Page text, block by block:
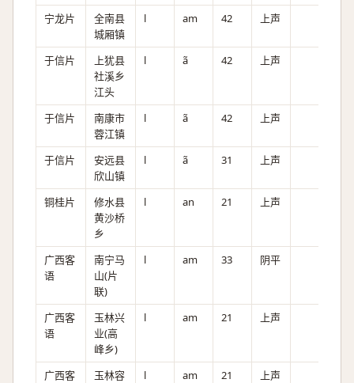
宁龙片
全南县
城厢镇
l am 42 上声
于信片
上犹县
社溪乡
江头
l ã 42 上声
于信片
南康市
蓉江镇
l ã 42 上声
于信片
安远县
欣山镇
l ã 31 上声
铜桂片
修水县
黄沙桥
乡
l an 21 上声
广西客
语
南宁马
山(片
联)
l am 33 阴平
广西客
语
玉林兴
业(高
峰乡)
l am 21 上声
广西客
玉林容
l am 21 上声